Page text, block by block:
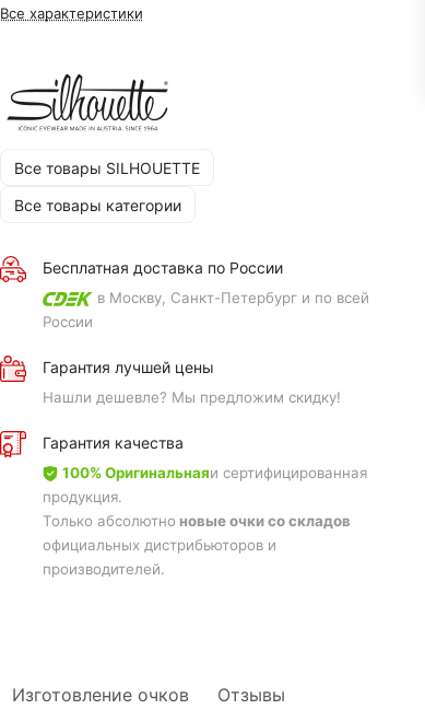
Все характеристики
Все товары SILHOUETTE
Все товары категории
Бесплатная доставка по России
в Москву, Санкт-Петербург и по всей
России
Гарантия лучшей цены
Нашли дешевле? Мы предложим скидку!
Гарантия качества
100% Оригинальнаяи сертифицированная
продукция.
Только абсолютноновые очки со складов
официальных дистрибьюторов и
производителей.
Изготовление очков Отзывы